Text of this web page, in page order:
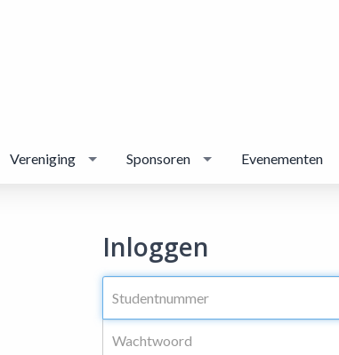
Vereniging Sponsoren Evenementen
Inloggen